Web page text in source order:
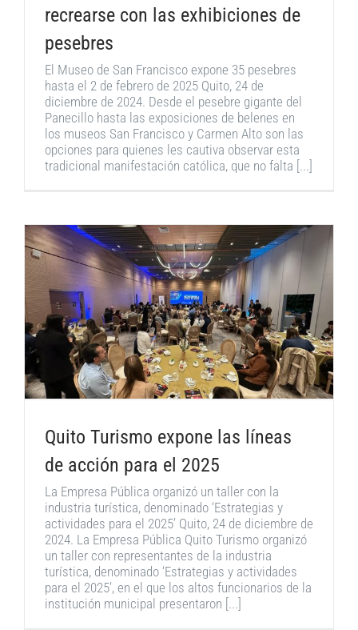
recrearse con las exhibiciones de
pesebres
El Museo de San Francisco expone 35 pesebres
hasta el 2 de febrero de 2025 Quito, 24 de
diciembre de 2024. Desde el pesebre gigante del
Panecillo hasta las exposiciones de belenes en
los museos San Francisco y Carmen Alto son las
opciones para quienes les cautiva observar esta
tradicional manifestación católica, que no falta [...]
Quito Turismo expone las líneas
de acción para el 2025
La Empresa Pública organizó un taller con la
industria turística, denominado ‘Estrategias y
actividades para el 2025’ Quito, 24 de diciembre de
2024. La Empresa Pública Quito Turismo organizó
un taller con representantes de la industria
turística, denominado ‘Estrategias y actividades
para el 2025’, en el que los altos funcionarios de la
institución municipal presentaron [...]